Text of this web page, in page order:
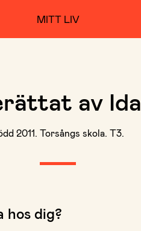
MITT LIV
av Ida
2011. Torsångs skola. T3.
hos dig?